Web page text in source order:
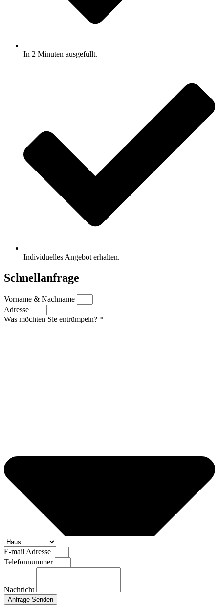
In 2 Minuten ausgefüllt.
Individuelles Angebot erhalten.
Schnellanfrage
Vorname & Nachname
Adresse
Was möchten Sie entrümpeln? *
E-mail Adresse
Telefonnummer
Nachricht
Anfrage Senden